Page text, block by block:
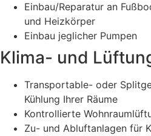
Einbau/Reparatur an
und Heizkörper
Einbau jeglicher Pumpen
Klima- und
Transportable- oder
Kühlung Ihrer Räume
Kontrollierte
Zu- und Abluftanlagen für